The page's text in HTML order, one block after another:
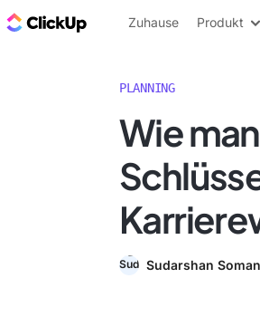
ClickUp Blog
Zuhause Produkt
PLANNING
Wie
Sudarshan